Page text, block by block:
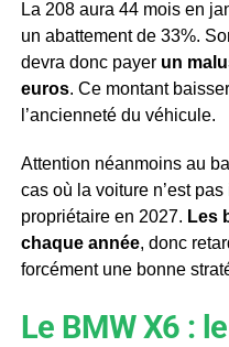
La 208 aura 44 mois en
un abattement de 33%.
devra donc payer un
euros. Ce montant
l’ancienneté du véhicule.
Attention néanmoins au
cas où la voiture n’est
propriétaire en 2027. Les
chaque année, donc
forcément une bonne
Le BMW X6 :